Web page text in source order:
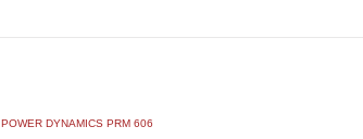
POWER DYNAMICS PRM 606